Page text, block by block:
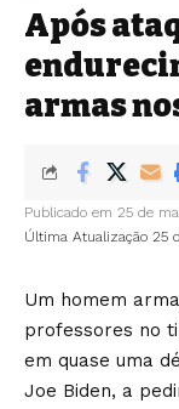
Após
armas
Última Atualização 25
Publicado em 25 de
Um homem
professores no
em quase uma
Joe Biden, a